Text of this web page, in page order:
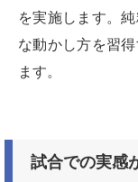
を実施します。
な動かし方を習
ます。
試合での実感